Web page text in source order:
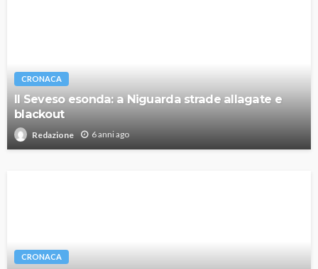
CRONACA
Il Seveso esonda: a Niguarda strade allagate e
blackout
Redazione 6 anni ago
CRONACA